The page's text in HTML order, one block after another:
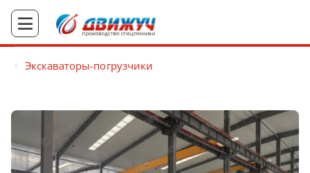
Экскаваторы-погрузчики